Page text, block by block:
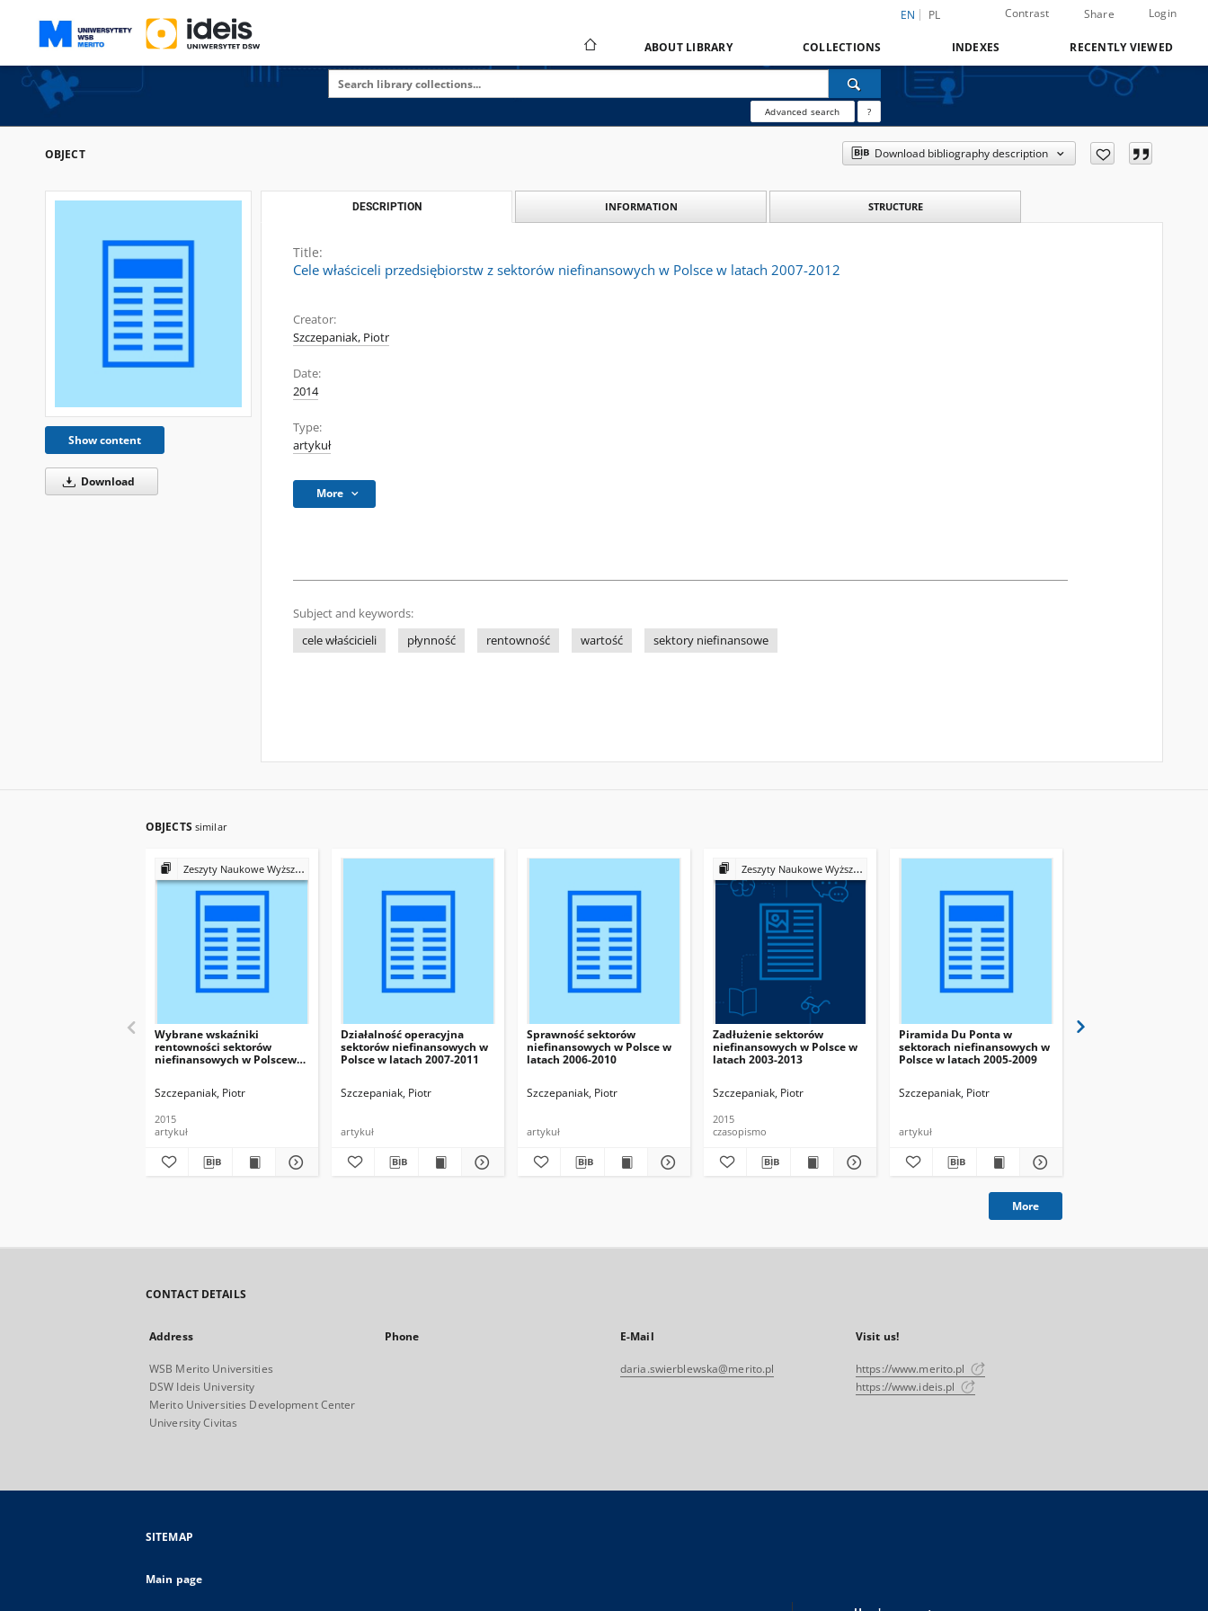
EN PL Contrast Share Login
ABOUT LIBRARY COLLECTIONS INDEXES RECENTLY VIEWED
Advanced search ?
OBJECT Download bibliography description
Show content
Download
DESCRIPTION INFORMATION STRUCTURE
Title:
Cele właściceli przedsiębiorstw z sektorów niefinansowych w Polsce w latach 2007-2012
Creator:
Szczepaniak, Piotr
Date:
2014
Type:
artykuł
More
Subject and keywords:
cele właścicieli
płynność rentowność wartość sektory niefinansowe
OBJECTS similar
Zeszyty Naukowe Wyższej Szkoły Bankowej we Wrocławiu
Wybrane wskaźniki
rentowności sektorów
niefinansowych w Polscew
Szczepaniak, Piotr
2015
artykuł
Działalność operacyjna
sektorów niefinansowych w
Polsce w latach 2007-2011
Szczepaniak, Piotr
artykuł
Sprawność sektorów
niefinansowych w Polsce w
latach 2006-2010
Szczepaniak, Piotr
artykuł
Zeszyty Naukowe Wyższej Szkoły Bankowej we Wrocławiu
Zadłużenie sektorów
niefinansowych w Polsce w
latach 2003-2013
Szczepaniak, Piotr
2015
czasopismo
Piramida Du Ponta w
sektorach niefinansowych w
Polsce w latach 2005-2009
Szczepaniak, Piotr
artykuł
More
CONTACT DETAILS
Address
WSB Merito Universities
DSW Ideis University
Merito Universities Development Center
University Civitas
Phone E-Mail
daria.swierblewska@merito.pl
Visit us!
https://www.merito.pl
https://www.ideis.pl
SITEMAP
Main page